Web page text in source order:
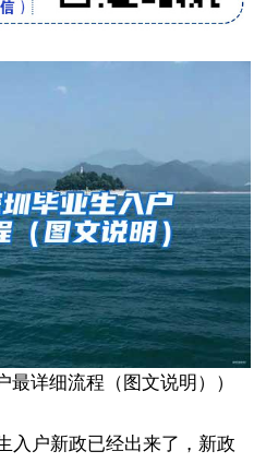
最详细流程（图文说明））
户新政已经出来了，新政